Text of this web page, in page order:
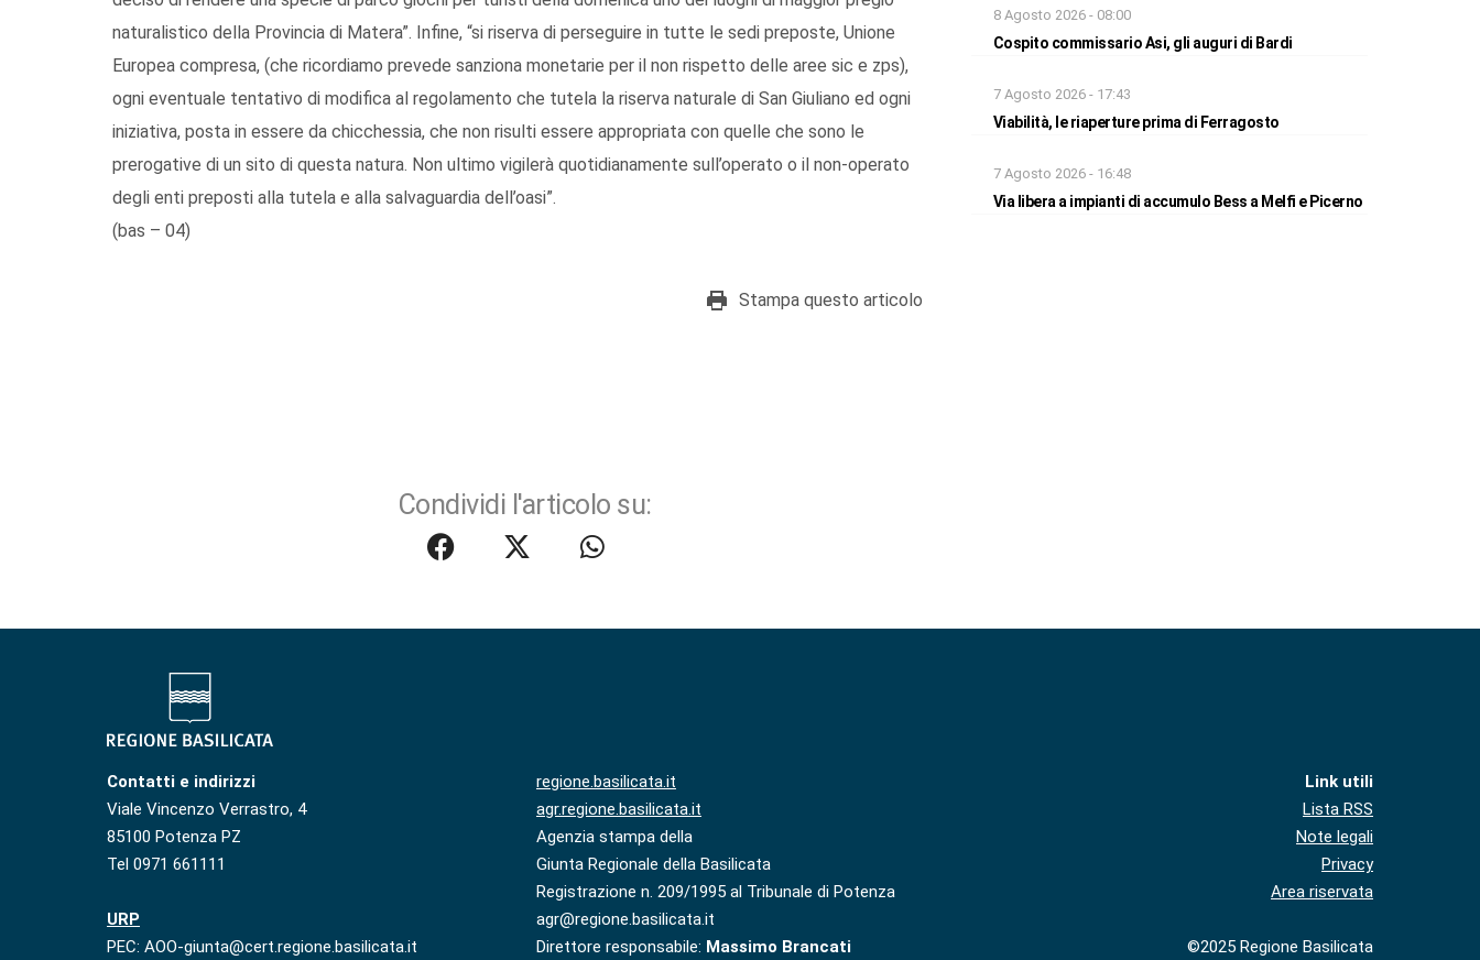
naturalistico della Provincia di Matera”. Infine, “si riserva di perseguire in tutte le sedi preposte, Unione
Europea compresa, (che ricordiamo prevede sanziona monetarie per il non rispetto delle aree sic e zps),
ogni eventuale tentativo di modifica al regolamento che tutela la riserva naturale di San Giuliano ed ogni
iniziativa, posta in essere da chicchessia, che non risulti essere appropriata con quelle che sono le
prerogative di un sito di questa natura. Non ultimo vigilerà quotidianamente sull’operato o il non-operato
degli enti preposti alla tutela e alla salvaguardia dell’oasi”.
(bas – 04)
Stampa questo articolo
Condividi l'articolo su:
8 Agosto 2026 - 08:00
Cospito commissario Asi, gli auguri di Bardi
7 Agosto 2026 - 17:43
Viabilità, le riaperture prima di Ferragosto
7 Agosto 2026 - 16:48
Via libera a impianti di accumulo Bess a Melfi e Picerno
Contatti e indirizzi
Viale Vincenzo Verrastro, 4
85100 Potenza PZ
Tel 0971 661111
URP
PEC: AOO-giunta@cert.regione.basilicata.it
regione.basilicata.it
agr.regione.basilicata.it
Agenzia stampa della
Giunta Regionale della Basilicata
Registrazione n. 209/1995 al Tribunale di Potenza
agr@regione.basilicata.it
Direttore responsabile: Massimo Brancati
Link utili
Lista RSS
Note legali
Privacy
Area riservata
©2025 Regione Basilicata